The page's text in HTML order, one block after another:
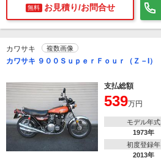
無料 お見積り/お問合せ
カワサキ 複数画像
カワサキ ９００ＳｕｐｅｒＦｏｕｒ（Ｚ－I）
支払総額
539万円
モデル年式
1973年
初度登録年
2013年